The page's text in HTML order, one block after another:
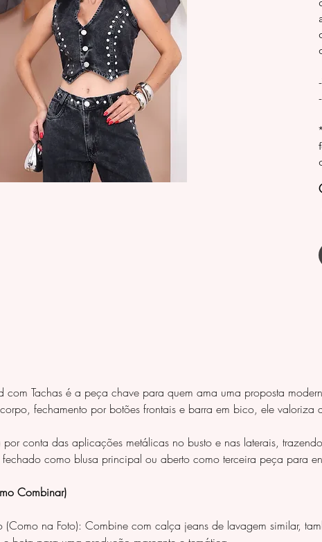
com Tachas é a peça chave para quem ama uma proposta
fechamento por botões frontais e barra em bico, ele valoriza
conta das aplicações metálicas no busto e nas laterais,
como blusa principal ou aberto como terceira peça para
Combinar)
na Foto): Combine com calça jeans de lavagem similar,